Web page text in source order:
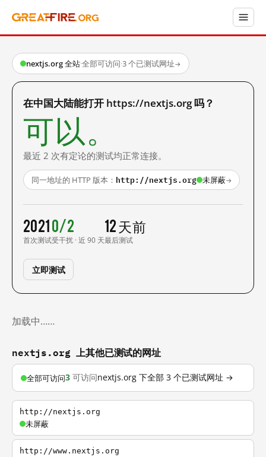
nextjs.org 全站·全部可访问·3 个已测试网址→
在中国大陆能打开 https://nextjs.org 吗？
可以。
最近 2 次有定论的测试均正常连接。
同一地址的 HTTP 版本： http://nextjs.org 未屏蔽→
2021
首次测试
0/2
受干扰 · 近 90 天
12 天前
最后测试
立即测试
加载中……
nextjs.org 上其他已测试的网址
全部可访问3 可访问nextjs.org 下全部 3 个已测试网址 →
http://nextjs.org
未屏蔽
http://www.nextjs.org